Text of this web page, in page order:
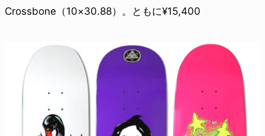
Crossbone（10×30.88）。ともに¥15,400